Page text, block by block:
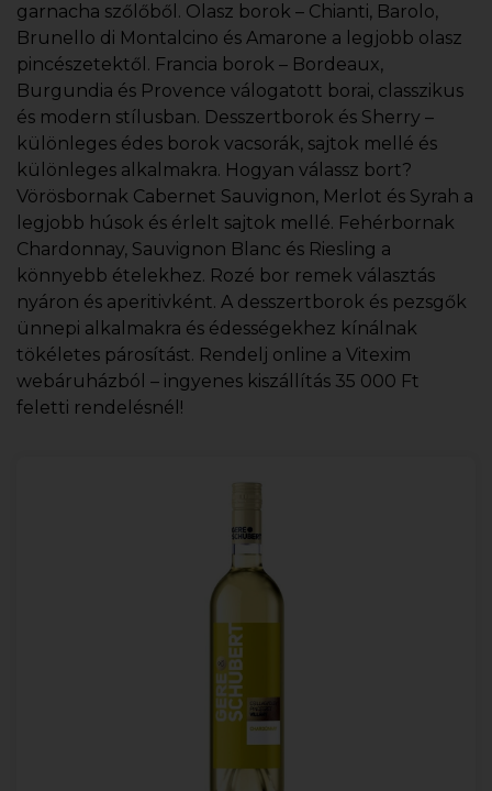
garnacha szőlőből. Olasz borok – Chianti, Barolo,
Brunello di Montalcino és Amarone a legjobb olasz
pincészetektől. Francia borok – Bordeaux,
Burgundia és Provence válogatott borai, classzikus
és modern stílusban. Desszertborok és Sherry –
különleges édes borok vacsorák, sajtok mellé és
különleges alkalmakra. Hogyan válassz bort?
Vörösbornak Cabernet Sauvignon, Merlot és Syrah a
legjobb húsok és érlelt sajtok mellé. Fehérbornak
Chardonnay, Sauvignon Blanc és Riesling a
könnyebb ételekhez. Rozé bor remek választás
nyáron és aperitivként. A desszertborok és pezsgők
ünnepi alkalmakra és édességekhez kínálnak
tökéletes párosítást. Rendelj online a Vitexim
webáruházból – ingyenes kiszállítás 35 000 Ft
feletti rendelésnél!